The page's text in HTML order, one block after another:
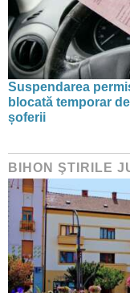
Suspendarea
blocată temporar
șoferii
BIHON ŞTIRILE